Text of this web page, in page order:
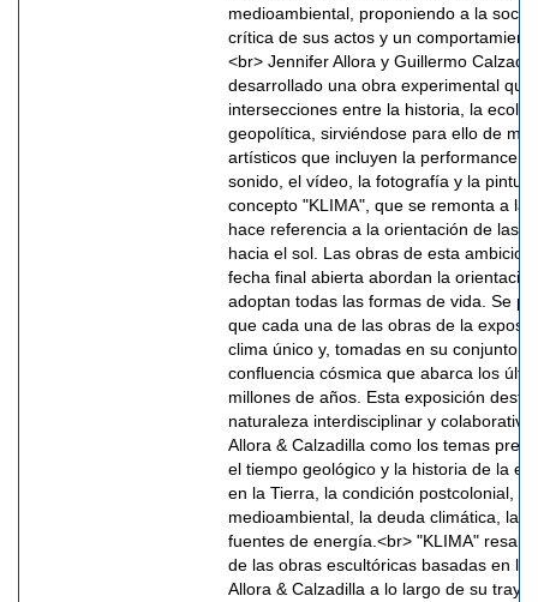
medioambiental, proponiendo a la
crítica de sus actos y un
<br> Jennifer Allora y Guillermo
desarrollado una obra experimental que
intersecciones entre la historia, la
geopolítica, sirviéndose para ello de
artísticos que incluyen la performance,
sonido, el vídeo, la fotografía y la
concepto "KLIMA", que se remonta a la
hace referencia a la orientación de las
hacia el sol. Las obras de esta
fecha final abierta abordan la
adoptan todas las formas de vida. Se
que cada una de las obras de la
clima único y, tomadas en su conjunto,
confluencia cósmica que abarca los
millones de años. Esta exposición
naturaleza interdisciplinar y
Allora & Calzadilla como los temas
el tiempo geológico y la historia de la
en la Tierra, la condición postcolonial, la
medioambiental, la deuda climática, la
fuentes de energía.<br> "KLIMA"
de las obras escultóricas basadas en la
Allora & Calzadilla a lo largo de su